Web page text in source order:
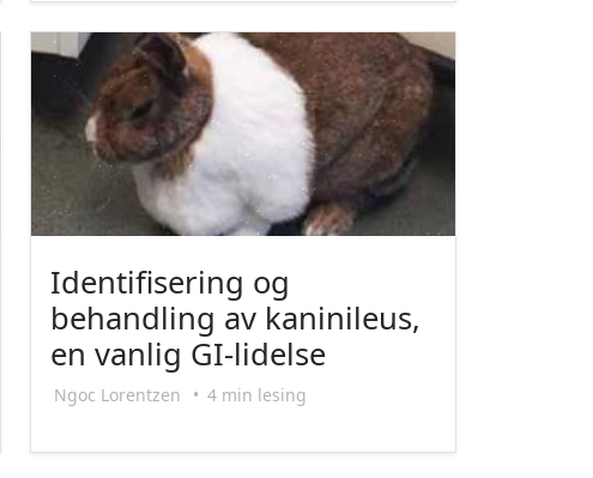
Identifisering og
behandling av kaninileus,
en vanlig GI-lidelse
Ngoc Lorentzen • 4 min lesing